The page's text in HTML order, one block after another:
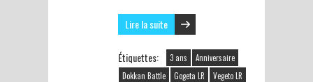
Lire la suite
Étiquettes: 3 ans
Anniversaire
Dokkan Battle
Gogeta LR Vegeto LR